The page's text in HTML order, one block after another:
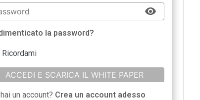
la password?
Ricordami
ACCEDI E SCARICA IL WHITE PAPER
un account? Crea un account adesso